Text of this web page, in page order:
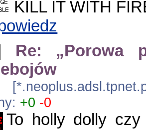
KILL IT WITH
Re: „Porowa
+0 -0
To holly dolly